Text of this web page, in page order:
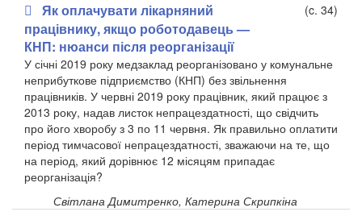
Як оплачувати лікарняний
працівнику, якщо роботодавець —
КНП: нюанси після реорганізації
(c. 34)
У січні 2019 року медзаклад реорганізовано у комунальне
неприбуткове підприємство (КНП) без звільнення
працівників. У червні 2019 року працівник, який працює з
2013 року, надав листок непрацездатності, що свідчить
про його хворобу з 3 по 11 червня. Як правильно оплатити
період тимчасової непрацездатності, зважаючи на те, що
на період, який дорівнює 12 місяцям припадає
реорганізація?
Світлана Димитренко, Катерина Скрипкіна